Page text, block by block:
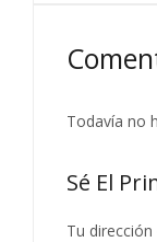
Todavía no
Sé El
Tu